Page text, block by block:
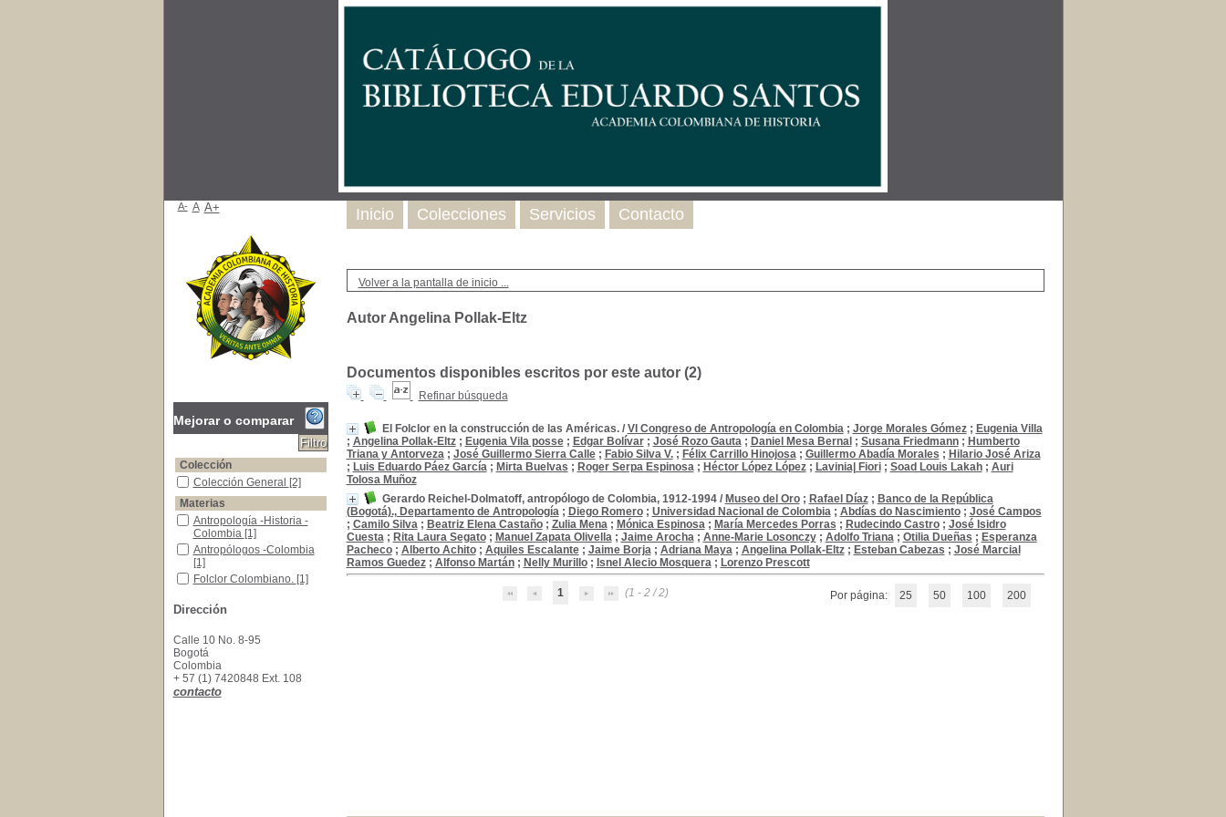
Volver a la pantalla de inicio ...
Autor Angelina Pollak-Eltz
Documentos disponibles escritos por este autor (2)
Refinar búsqueda
El Folclor en la construcción de las Américas./ VI Congreso de Antropología en Colombia; Jorge Morales Gómez; Eugenia Villa
; Angelina Pollak-Eltz; Eugenia Vila posse; Edgar Bolívar; José Rozo Gauta; Daniel Mesa Bernal ; Susana Friedmann; Humberto
Triana y Antorveza; José Guillermo Sierra Calle; Fabio Silva V.; Félix Carrillo Hinojosa; Guillermo Abadía Morales ; Hilario José Ariza
; Luis Eduardo Páez García; Mirta Buelvas ; Roger Serpa Espinosa; Héctor López López; Lavinia| Fiori; Soad Louis Lakah; Auri
Tolosa Muñoz
Gerardo Reichel-Dolmatoff, antropólogo de Colombia, 1912-1994/ Museo del Oro; Rafael Díaz; Banco de la República
(Bogotá)., Departamento de Antropología; Diego Romero; Universidad Nacional de Colombia; Abdías do Nascimiento; José Campos
; Camilo Silva; Beatriz Elena Castaño; Zulia Mena; Mónica Espinosa; María Mercedes Porras ; Rudecindo Castro; José Isidro
Cuesta; Rita Laura Segato; Manuel Zapata Olivella; Jaime Arocha; Anne-Marie Losonczy; Adolfo Triana; Otilia Dueñas ; Esperanza
Pacheco; Alberto Achito; Aquiles Escalante; Jaime Borja; Adriana Maya; Angelina Pollak-Eltz; Esteban Cabezas ; José Marcial
Ramos Guedez; Alfonso Martán; Nelly Murillo; Isnel Alecio Mosquera; Lorenzo Prescott
1 (1 - 2 / 2) Por página: 25 50 100 200
Inicio Colecciones Servicios Contacto
A- A A+
Mejorar o comparar
Colección
Colección General
Colección General [2]
Materias
Antropología -Historia -Colombia
Antropología -Historia -
Colombia [1]
Antropólogos -Colombia
Antropólogos -Colombia
[1]
Folclor Colombiano.
Folclor Colombiano. [1]
Fotografias
Dirección
Calle 10 No. 8-95
Bogotá
Colombia
+ 57 (1) 7420848 Ext. 108
contacto